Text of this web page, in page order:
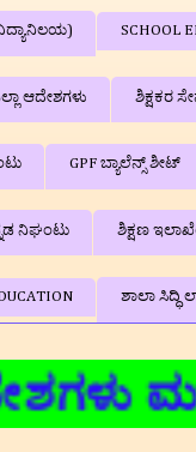
ವಿದ್ಯಾನಿಲಯ) SCHOOL
ಆದೇಶಗಳು ಶಿಕ್ಷಕರ
GPF ಬ್ಯಾಲೆನ್ಸ್‌ ಶೀಟ್
ನಿಘಂಟು ಶಿಕ್ಷಣ
ಶಾಲಾ ಸಿದ್ಧಿ
ಮತ್ತು